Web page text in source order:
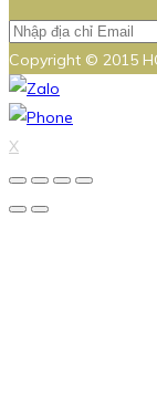
Copyright © 2015
X